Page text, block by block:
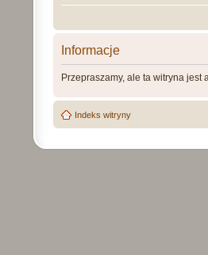
Informacje
Przepraszamy, ale ta witryna jest
Indeks witryny